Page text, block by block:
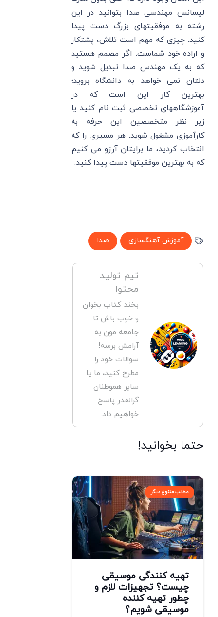
لیسانس مهندسی صدا بتوانید در این
رشته به موفقیتهای بزرگ دست پیدا
کنید. چیزی که مهم است تلاش، پشتکار
و اراده خود شماست. اگر مصمم هستید
که به یک مهندس صدا تبدیل شوید و
دلتان نمی خواهد به دانشگاه بروید؛
بهترین کار این است که در
آموزشگاههای تخصصی ثبت نام کنید یا
زیر نظر متخصصین این حرفه به
کارآموزی مشغول شوید. هر مسیری را که
انتخاب کردید، ما برایتان آرزو می کنیم
که به بهترین موفقیتها دست پیدا کنید.
آموزش آهنگسازی صدا
تیم تولید
محتوا
بخند کتاب بخوان
و خوب باش تا
جامعه مون به
آرامش برسه!
سوالات خود را
مطرح کنید، ما یا
سایر هموطنان
گرانقدر پاسخ
خواهیم داد.
حتما بخوانید!
مطالب متنوع دیگر
تهیه کنندگی موسیقی
چیست؟ تجهیزات لازم و
چطور تهیه کننده
موسیقی شویم؟